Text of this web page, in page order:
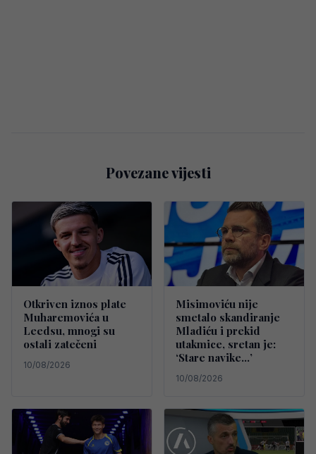
Povezane vijesti
Otkriven iznos plate
Muharemovića u
Leedsu, mnogi su
ostali zatečeni
10/08/2026
Misimoviću nije
smetalo skandiranje
Mladiću i prekid
utakmice, sretan je:
‘Stare navike…’
10/08/2026